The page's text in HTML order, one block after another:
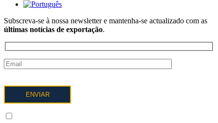
Subscreva-se à nossa newsletter e mantenha-se actualizado com as
últimas notícias de exportação.